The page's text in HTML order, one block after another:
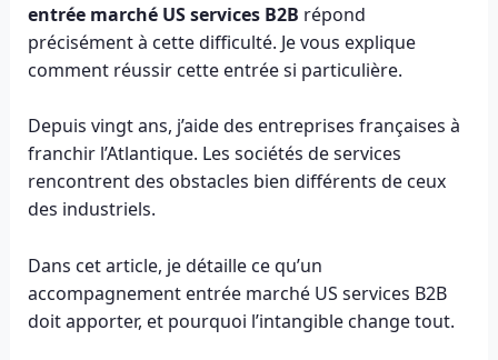
entrée marché US services B2B répond
précisément à cette difficulté. Je vous explique
comment réussir cette entrée si particulière.
Depuis vingt ans, j’aide des entreprises françaises à
franchir l’Atlantique. Les sociétés de services
rencontrent des obstacles bien différents de ceux
des industriels.
Dans cet article, je détaille ce qu’un
accompagnement entrée marché US services B2B
doit apporter, et pourquoi l’intangible change tout.